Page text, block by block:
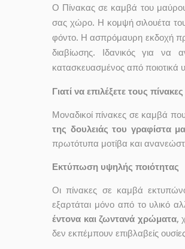
Ο Πίνακας σε καμβά του
σας χώρο. Η κομψή σιλουέτα
φόντο. Η ασπρόμαυρη εκδοχή
διαβίωσης. Ιδανικός για να
κατασκευασμένος από ποιοτικά
Γιατί να επιλέξετε τους
Μοναδικοί πίνακες σε καμβά
της δουλειάς του γραφίστα
πρωτότυπα μοτίβα και
Εκτύπωση υψηλής ποιότητας
Οι πίνακες σε καμβά
εξαρτάται μόνο από το υλικό
έντονα και ζωντανά χρώματα,
δεν εκπέμπουν επιβλαβείς